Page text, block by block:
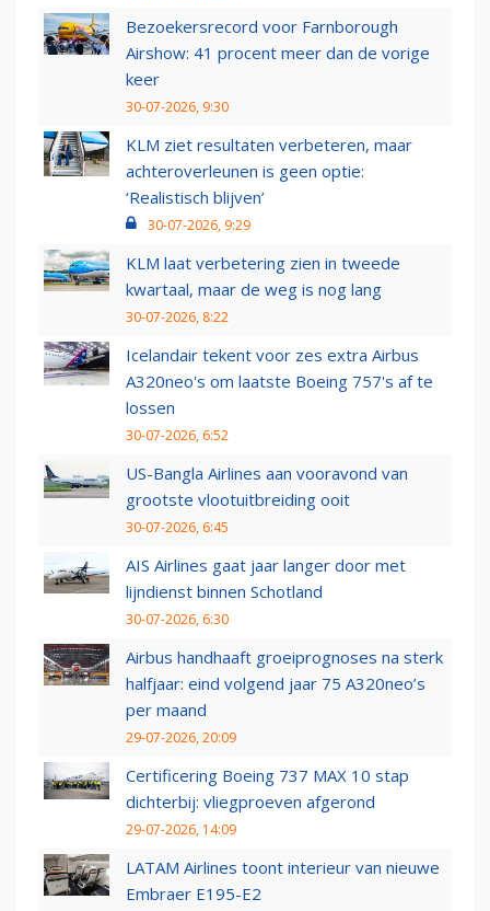
Bezoekersrecord voor Farnborough
Airshow: 41 procent meer dan de vorige
keer
30-07-2026, 9:30
KLM ziet resultaten verbeteren, maar
achteroverleunen is geen optie:
‘Realistisch blijven’
30-07-2026, 9:29
KLM laat verbetering zien in tweede
kwartaal, maar de weg is nog lang
30-07-2026, 8:22
Icelandair tekent voor zes extra Airbus
A320neo's om laatste Boeing 757's af te
lossen
30-07-2026, 6:52
US-Bangla Airlines aan vooravond van
grootste vlootuitbreiding ooit
30-07-2026, 6:45
AIS Airlines gaat jaar langer door met
lijndienst binnen Schotland
30-07-2026, 6:30
Airbus handhaaft groeiprognoses na sterk
halfjaar: eind volgend jaar 75 A320neo’s
per maand
29-07-2026, 20:09
Certificering Boeing 737 MAX 10 stap
dichterbij: vliegproeven afgerond
29-07-2026, 14:09
LATAM Airlines toont interieur van nieuwe
Embraer E195-E2